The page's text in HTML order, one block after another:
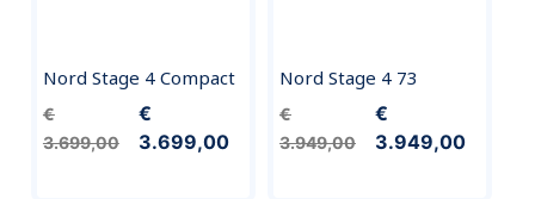
Nord Stage 4 Compact
€
3.699,00
€
3.699,00
Nord Stage 4 73
€
3.949,00
€
3.949,00